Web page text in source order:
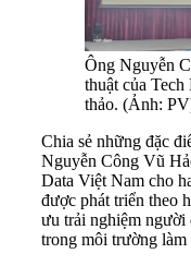
Ông Nguyễn
thuật của
thảo. (Ảnh:
Chia sẻ những đặc
Nguyễn Công Vũ
Data Việt Nam cho
được phát triển theo
ưu trải nghiệm người
trong môi trường làm